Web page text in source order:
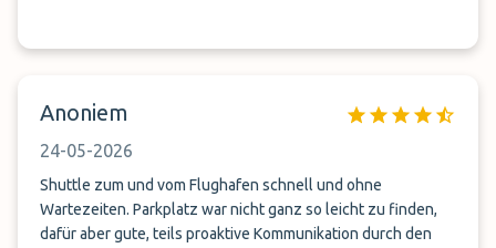
Anoniem
24-05-2026
Shuttle zum und vom Flughafen schnell und ohne
Wartezeiten. Parkplatz war nicht ganz so leicht zu finden,
dafür aber gute, teils proaktive Kommunikation durch den